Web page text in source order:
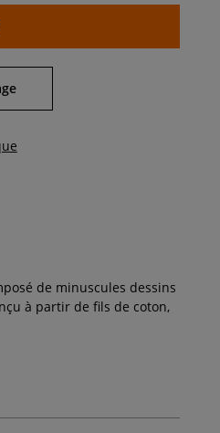
de minuscules dessins
à partir de fils de coton,